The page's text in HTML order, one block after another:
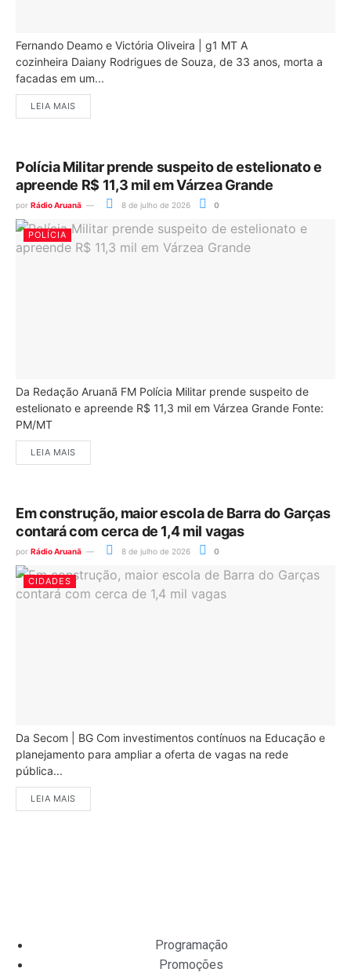
Fernando Deamo e Victória Oliveira | g1 MT A
cozinheira Daiany Rodrigues de Souza, de 33 anos, morta a
facadas em um...
LEIA MAIS
Polícia Militar prende suspeito de estelionato e
apreende R$ 11,3 mil em Várzea Grande
por Rádio Aruanã 8 de julho de 2026 0
POLÍCIA
Da Redação Aruanã FM Polícia Militar prende suspeito de
estelionato e apreende R$ 11,3 mil em Várzea Grande Fonte:
PM/MT
LEIA MAIS
Em construção, maior escola de Barra do Garças
contará com cerca de 1,4 mil vagas
por Rádio Aruanã 8 de julho de 2026 0
CIDADES
Da Secom | BG Com investimentos contínuos na Educação e
planejamento para ampliar a oferta de vagas na rede
pública...
LEIA MAIS
Programação
Promoções